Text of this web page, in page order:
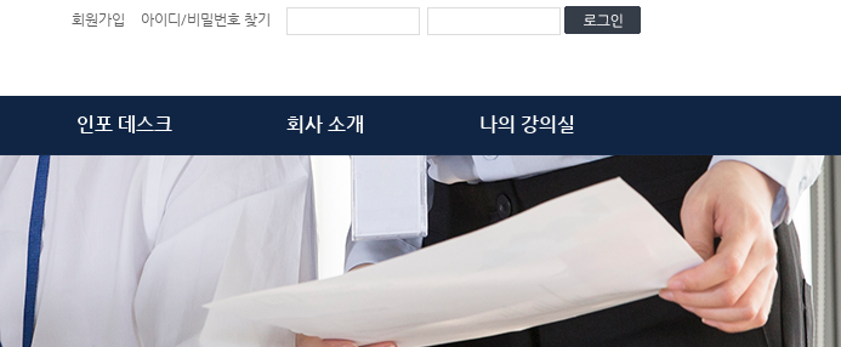
회원가입 아이디/비밀번호 찾기
인포 데스크
가입인사 & News
Q&A
동영상 해결 방법
회사 소개
비전과 가치
주요 연혁
고객사
찾아오시는 길
나의 강의실
학습 강좌
결제 내역